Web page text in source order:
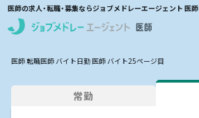
医師の求人・転職・募集ならジョブメドレーエージェント 医師
求人を探す
常勤の求人
医師 転職医師 バイト日勤 医師 バイト25ページ目
常勤